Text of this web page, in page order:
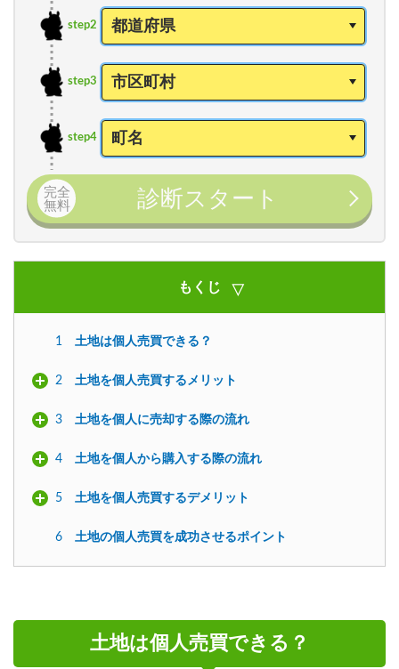
step2
step3
step4
完全
無料
診断スタート
もくじ
1 土地は個人売買できる？
2 土地を個人売買するメリット
3 土地を個人に売却する際の流れ
4 土地を個人から購入する際の流れ
5 土地を個人売買するデメリット
6 土地の個人売買を成功させるポイント
土地は個人売買できる？